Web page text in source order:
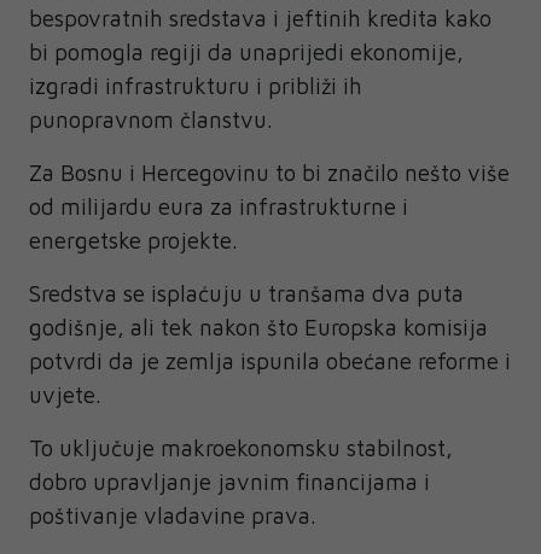
bespovratnih sredstava i jeftinih kredita kako
bi pomogla regiji da unaprijedi ekonomije,
izgradi infrastrukturu i približi ih
punopravnom članstvu.
Za Bosnu i Hercegovinu to bi značilo nešto više
od milijardu eura za infrastrukturne i
energetske projekte.
Sredstva se isplaćuju u tranšama dva puta
godišnje, ali tek nakon što Europska komisija
potvrdi da je zemlja ispunila obećane reforme i
uvjete.
To uključuje makroekonomsku stabilnost,
dobro upravljanje javnim financijama i
poštivanje vladavine prava.